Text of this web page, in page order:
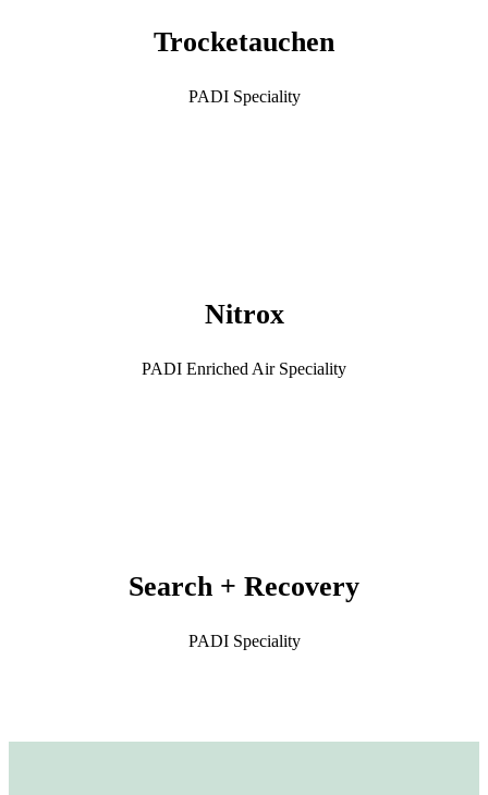
Trocketauchen
PADI Speciality
Nitrox
PADI Enriched Air Speciality
Search + Recovery
PADI Speciality